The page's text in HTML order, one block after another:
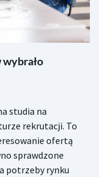
studia na
rekrutacji. To
ofertą
sprawdzone
potrzeby rynku